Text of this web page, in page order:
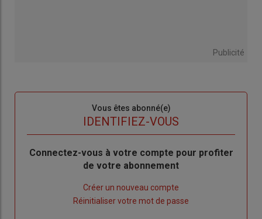
Publicité
Vous êtes abonné(e)
IDENTIFIEZ-VOUS
Body
Connectez-vous à votre compte pour profiter
de votre abonnement
Créer un nouveau compte
Réinitialiser votre mot de passe